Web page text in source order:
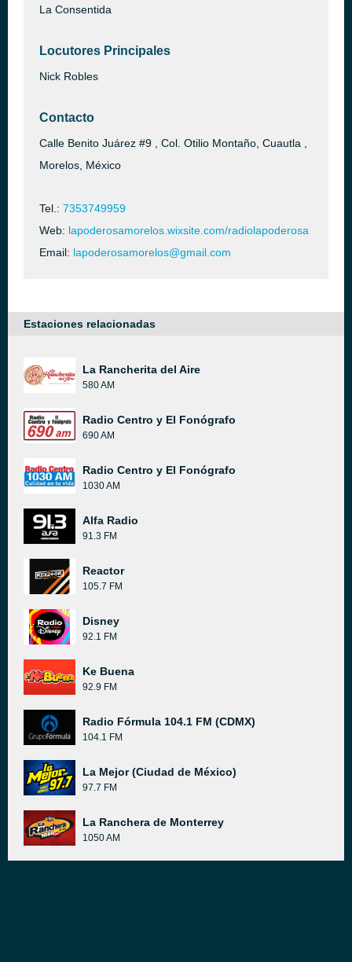
La Consentida
Locutores Principales
Nick Robles
Contacto
Calle Benito Juárez #9 , Col. Otilio Montaño, Cuautla ,
Morelos, México
Tel.: 7353749959
Web: lapoderosamorelos.wixsite.com/radiolapoderosa
Email: lapoderosamorelos@gmail.com
Estaciones relacionadas
La Rancherita del Aire
580 AM
Radio Centro y El Fonógrafo
690 AM
Radio Centro y El Fonógrafo
1030 AM
Alfa Radio
91.3 FM
Reactor
105.7 FM
Disney
92.1 FM
Ke Buena
92.9 FM
Radio Fórmula 104.1 FM (CDMX)
104.1 FM
La Mejor (Ciudad de México)
97.7 FM
La Ranchera de Monterrey
1050 AM